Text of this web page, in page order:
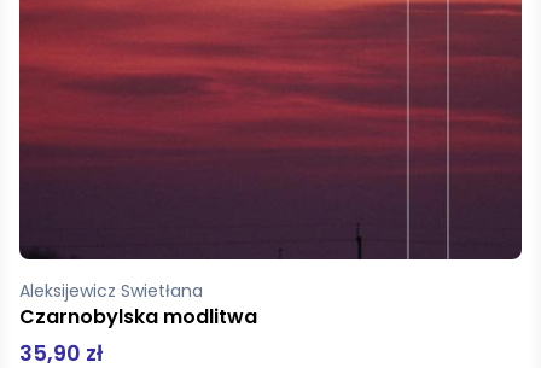
Aleksijewicz Swietłana
Czarnobylska modlitwa
35,90 zł